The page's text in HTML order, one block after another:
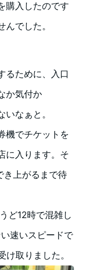
購入したのです
でした。
るために、入口
か気付か
なぁと。
機でチケットを
に入ります。そ
き上がるまで待
ど12時で混雑し
速いスピードで
け取りました。